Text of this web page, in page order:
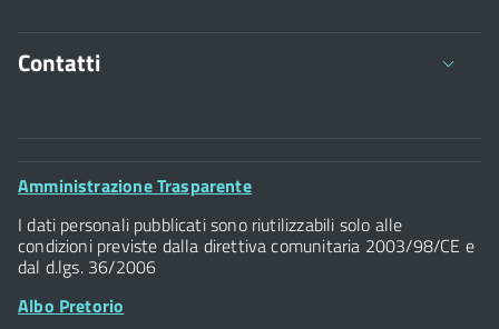
Contatti
Comune di Firenze
Palazzo Vecchio
Piazza della Signoria - 50122, Firenze
P.IVA 01307110484
Footer
Amministrazione Trasparente
I dati personali pubblicati sono riutilizzabili solo alle
condizioni previste dalla direttiva comunitaria 2003/98/CE e
dal d.lgs. 36/2006
Albo Pretorio